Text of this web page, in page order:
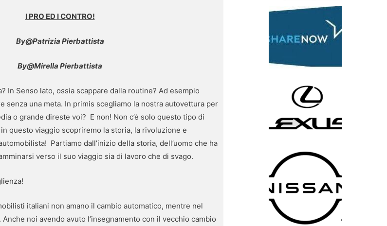
I PRO ED I CONTRO!
By@Patrizia Pierbattista
By@Mirella Pierbattista
In Senso lato, ossia scappare dalla routine? Ad esempio
senza una meta. In primis scegliamo la nostra autovettura per
o grande direste voi? E non! Non c’è solo questo tipo di
questo viaggio scopriremo la storia, la rivoluzione e
Partiamo dall’inizio della storia, dell’uomo che ha
verso il suo viaggio sia di lavoro che di svago.
italiani non amano il cambio automatico, mentre nel
noi avendo avuto l’insegnamento con il vecchio cambio